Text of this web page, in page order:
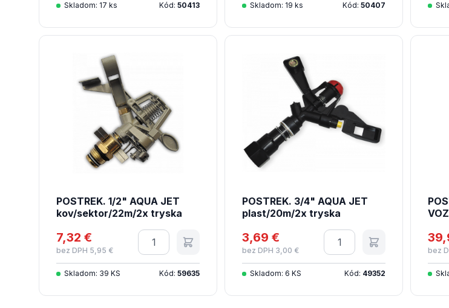
Skladom: 17 ks Kód: 50413 Skladom: 19 ks Kód: 50407
POSTREK. 1/2" AQUA JET
kov/sektor/22m/2x tryska
7,32 €
bez DPH 5,95 €
Množstvo
Skladom: 39 KS Kód: 59635
POSTREK. 3/4" AQUA JET
plast/20m/2x tryska
3,69 €
bez DPH 3,00 €
Množstvo
Skladom: 6 KS Kód: 49352
bez